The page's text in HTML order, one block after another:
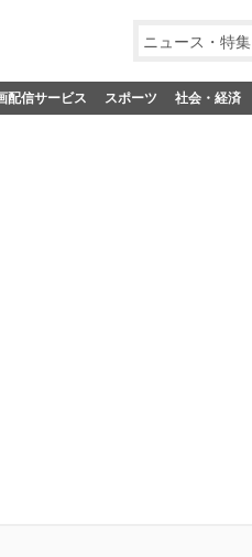
ニュース・特集
配信サービス スポーツ 社会・経済